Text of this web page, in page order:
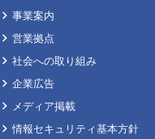
事業案内
営業拠点
社会への取り組み
企業広告
メディア掲載
情報セキュリティ基本方針